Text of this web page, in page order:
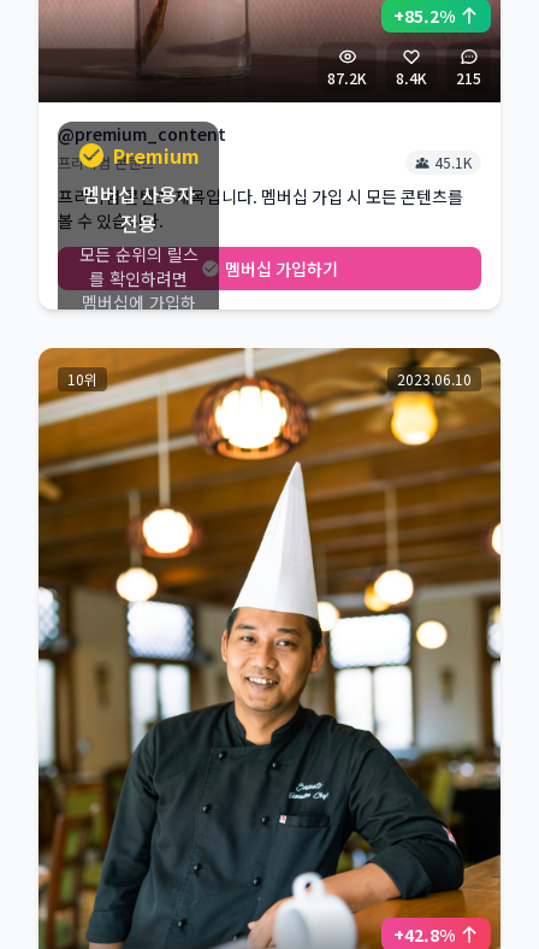
Premium
멤버십 사용자
전용
모든 순위의 릴스
를 확인하려면
멤버십에 가입하
멤버십 가입
하기
+85.2%
87.2K 8.4K 215
@premium_content
프리미엄 콘텐츠 45.1K
프리미엄 콘텐츠 제목입니다. 멤버십 가입 시 모든 콘텐츠를
볼 수 있습니다.
멤버십 가입하기
10위 2023.06.10
+42.8%